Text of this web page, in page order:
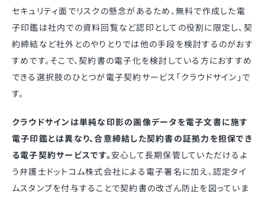
セキュリティ面でリスクの懸念があるため、無料で作成した電
子印鑑は社内での資料回覧など認印としての役割に限定し、契
約締結など社外とのやりとりでは他の手段を検討するのがおす
すめです。そこで、契約書の電子化を検討している方におすすめ
できる選択肢のひとつが電子契約サービス「クラウドサイン」で
す。
クラウドサインは単純な印影の画像データを電子文書に施す
電子印鑑とは異なり、合意締結した契約書の証拠力を担保でき
る電子契約サービスです。安心して長期保管していただけるよ
う弁護士ドットコム株式会社による電子署名に加え、認定タイ
ムスタンプを付与することで契約書の改ざん防止を図っていま